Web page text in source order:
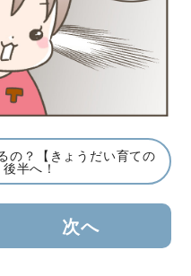
の？【きょうだい育ての
半へ！
次へ